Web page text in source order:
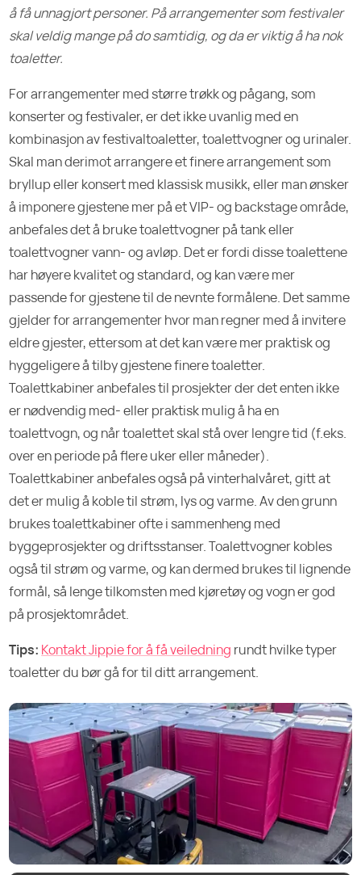
å få unnagjort personer. På arrangementer som festivaler
skal veldig mange på do samtidig, og da er viktig å ha nok
toaletter.
For arrangementer med større trøkk og pågang, som
konserter og festivaler, er det ikke uvanlig med en
kombinasjon av festivaltoaletter, toalettvogner og urinaler.
Skal man derimot arrangere et finere arrangement som
bryllup eller konsert med klassisk musikk, eller man ønsker
å imponere gjestene mer på et VIP- og backstage område,
anbefales det å bruke toalettvogner på tank eller
toalettvogner vann- og avløp. Det er fordi disse toalettene
har høyere kvalitet og standard, og kan være mer
passende for gjestene til de nevnte formålene. Det samme
gjelder for arrangementer hvor man regner med å invitere
eldre gjester, ettersom at det kan være mer praktisk og
hyggeligere å tilby gjestene finere toaletter.
Toalettkabiner anbefales til prosjekter der det enten ikke
er nødvendig med- eller praktisk mulig å ha en
toalettvogn, og når toalettet skal stå over lengre tid (f.eks.
over en periode på flere uker eller måneder).
Toalettkabiner anbefales også på vinterhalvåret, gitt at
det er mulig å koble til strøm, lys og varme. Av den grunn
brukes toalettkabiner ofte i sammenheng med
byggeprosjekter og driftsstanser. Toalettvogner kobles
også til strøm og varme, og kan dermed brukes til lignende
formål, så lenge tilkomsten med kjøretøy og vogn er god
på prosjektområdet.
Tips: Kontakt Jippie for å få veiledning rundt hvilke typer
toaletter du bør gå for til ditt arrangement.